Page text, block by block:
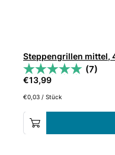
Steppengrillen mittel,
(7)
€13,99
€0,03 /Stück